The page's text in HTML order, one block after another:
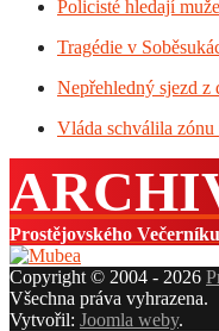
Policisté hledají
Tragédie v
Nepřehledný sjezd z
Vláda schválila
Prostějovského Večerníku
Copyright © 2004 - 2026
Všechna práva vyhrazena.
Vytvořil: Joomla weby.